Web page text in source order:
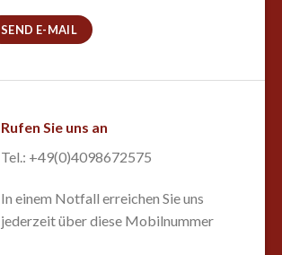
SEND E-MAIL
Rufen Sie uns an
Tel.: +49(0)4098672575
In einem Notfall erreichen Sie uns
jederzeit über diese Mobilnummer